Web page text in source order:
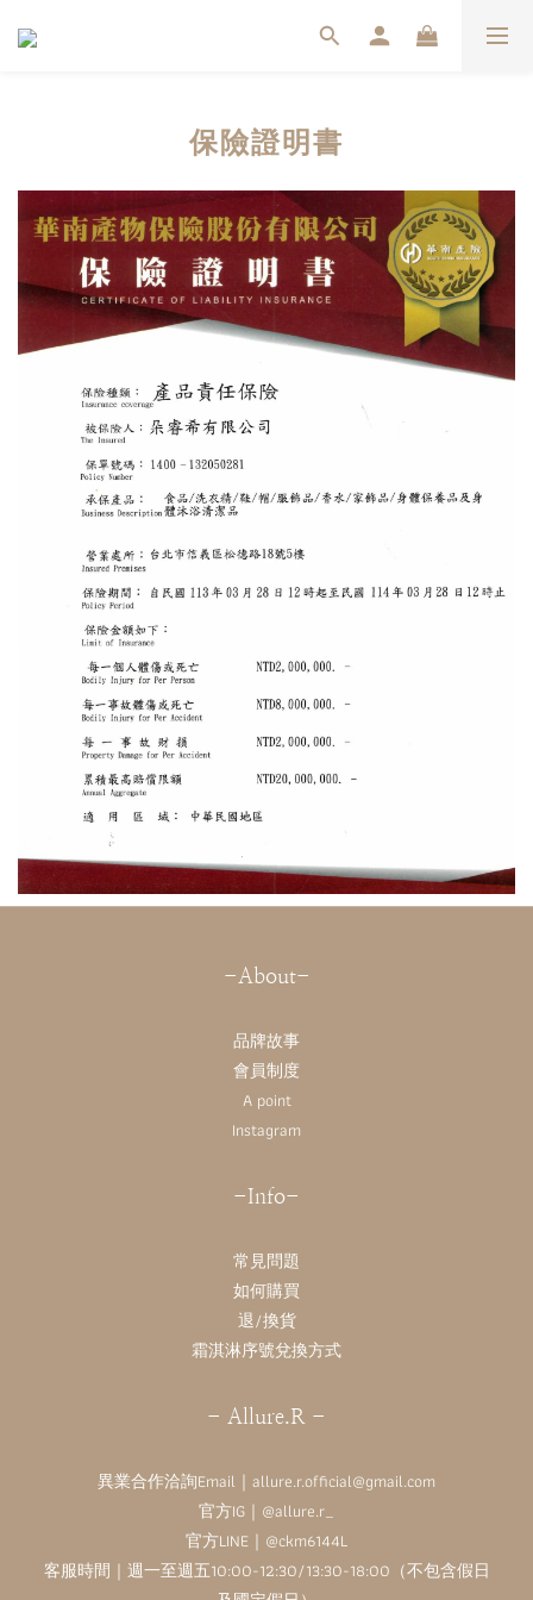
保險證明書
-About-
品牌故事
會員制度
A point
Instagram
-Info-
常見問題
如何購買
退/換貨
霜淇淋序號兌換方式
- Allure.R -
異業合作洽詢Email｜allure.r.official@gmail.com
官方IG｜ @allure.r_
官方LINE｜@ckm6144L
客服時間｜週一至週五10:00-12:30/13:30-18:00（不包含假日